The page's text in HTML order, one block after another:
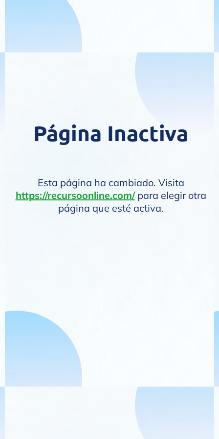
Página Inactiva
Esta página ha cambiado. Visita
https://recursoonline.com/ para elegir otra
página que esté activa.